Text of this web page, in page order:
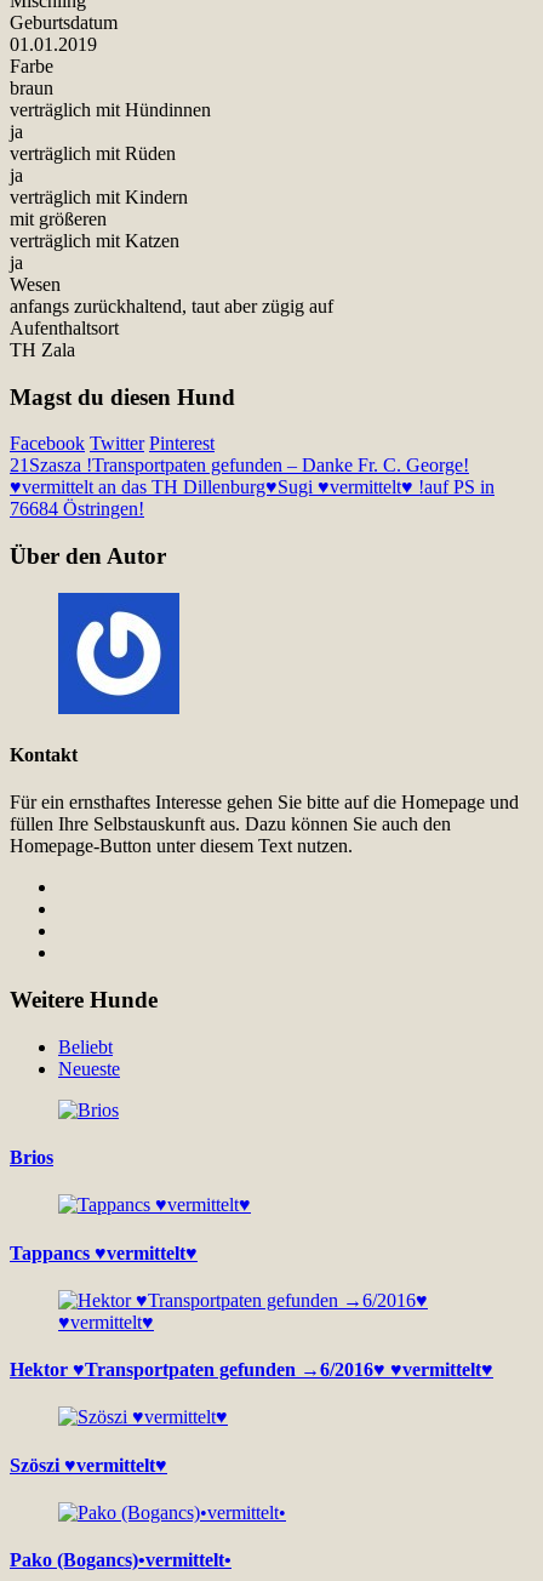
Geburtsdatum
01.01.2019
Farbe
braun
verträglich mit Hündinnen
ja
verträglich mit Rüden
ja
verträglich mit Kindern
mit größeren
verträglich mit Katzen
ja
Wesen
anfangs zurückhaltend, taut aber zügig auf
Aufenthaltsort
TH Zala
Magst du diesen Hund
Facebook Twitter Pinterest
21 Szasza !Transportpaten gefunden – Danke Fr. C. George!
♥vermittelt an das TH Dillenburg♥Sugi ♥vermittelt♥ !auf PS in
76684 Östringen!
Über den Autor
Kontakt
Für ein ernsthaftes Interesse gehen Sie bitte auf die Homepage und
füllen Ihre Selbstauskunft aus. Dazu können Sie auch den
Homepage-Button unter diesem Text nutzen.
Weitere Hunde
Beliebt
Neueste
Brios
Tappancs ♥vermittelt♥
Hektor ♥Transportpaten gefunden →6/2016♥ ♥vermittelt♥
Szöszi ♥vermittelt♥
Pako (Bogancs)•vermittelt•